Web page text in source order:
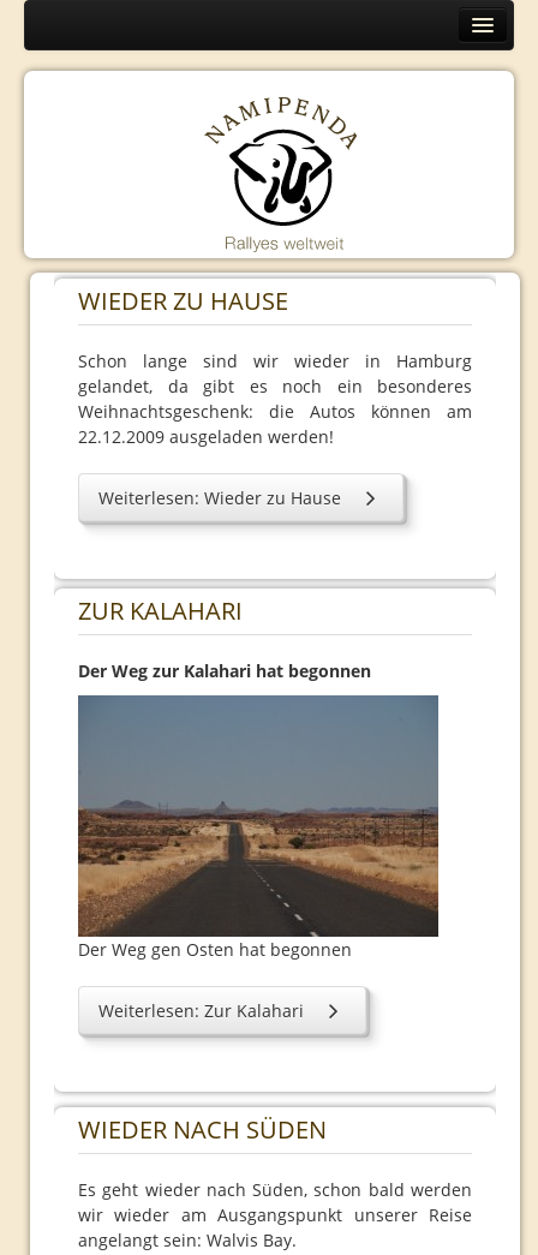
Home
Namibia
Programm
Organisation
Routen
Kambodscha
Organisation
Seidenstraße
Organisation
Programm
Organisation
Routen
Rückblick
Plakate
2008
2013
WIEDER ZU HAUSE
Schon lange sind wir wieder in Hamburg
gelandet, da gibt es noch ein besonderes
Weihnachtsgeschenk: die Autos können am
22.12.2009 ausgeladen werden!
Weiterlesen: Wieder zu Hause
ZUR KALAHARI
Der Weg zur Kalahari hat begonnen
Der Weg gen Osten hat begonnen
Weiterlesen: Zur Kalahari
WIEDER NACH SÜDEN
Es geht wieder nach Süden, schon bald werden
wir wieder am Ausgangspunkt unserer Reise
angelangt sein: Walvis Bay.